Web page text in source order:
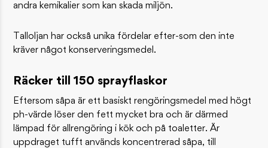
andra kemikalier som kan skada miljön.
Talloljan har också unika fördelar efter-som den inte
kräver något konserveringsmedel.
Räcker till 150 sprayflaskor
Eftersom såpa är ett basiskt rengöringsmedel med högt
ph-värde löser den fett mycket bra och är därmed
lämpad för allrengöring i kök och på toaletter. Är
uppdraget tufft används koncentrerad såpa, till